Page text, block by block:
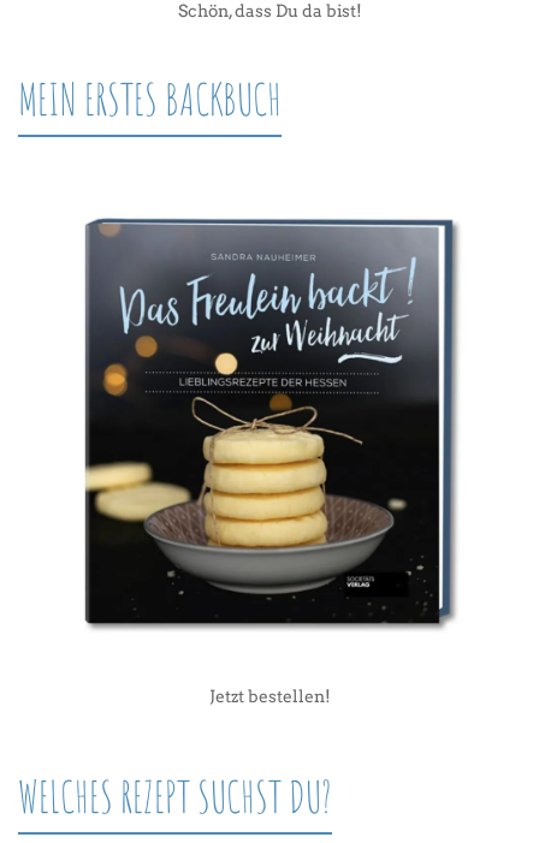
Schön, dass Du da bist!
MEIN ERSTES BACKBUCH
Jetzt bestellen!
WELCHES REZEPT SUCHST DU?